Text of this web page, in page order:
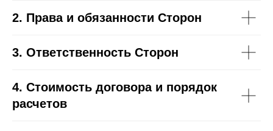
2. Права и обязанности Сторон
3. Ответственность Сторон
4. Стоимость договора и порядок
расчетов